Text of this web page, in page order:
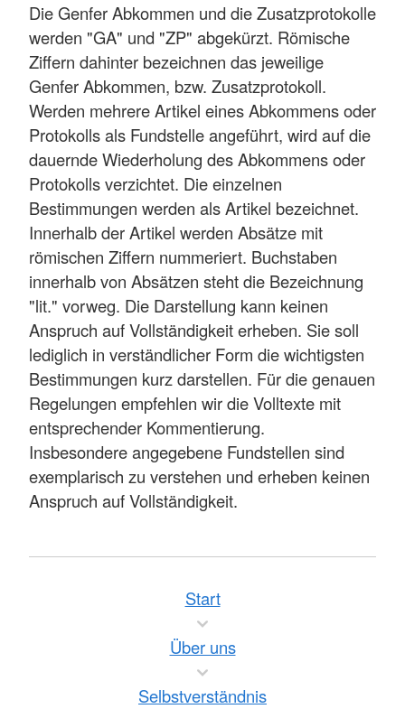
Die Genfer Abkommen und die Zusatzprotokolle
werden "GA" und "ZP" abgekürzt. Römische
Ziffern dahinter bezeichnen das jeweilige
Genfer Abkommen, bzw. Zusatzprotokoll.
Werden mehrere Artikel eines Abkommens oder
Protokolls als Fundstelle angeführt, wird auf die
dauernde Wiederholung des Abkommens oder
Protokolls verzichtet. Die einzelnen
Bestimmungen werden als Artikel bezeichnet.
Innerhalb der Artikel werden Absätze mit
römischen Ziffern nummeriert. Buchstaben
innerhalb von Absätzen steht die Bezeichnung
"lit." vorweg. Die Darstellung kann keinen
Anspruch auf Vollständigkeit erheben. Sie soll
lediglich in verständlicher Form die wichtigsten
Bestimmungen kurz darstellen. Für die genauen
Regelungen empfehlen wir die Volltexte mit
entsprechender Kommentierung.
Insbesondere angegebene Fundstellen sind
exemplarisch zu verstehen und erheben keinen
Anspruch auf Vollständigkeit.
Start
Über uns
Selbstverständnis